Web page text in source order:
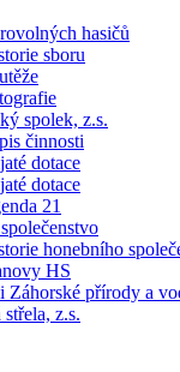
hasičů
sboru
spolek, z.s.
činnosti
dotace
dotace
21
honebního
HS
Záhorské přírody a
z.s.